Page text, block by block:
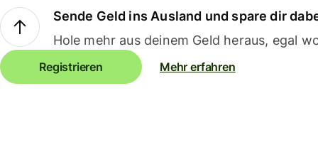
Sende Geld ins Ausland und spare dir
Hole mehr aus deinem Geld heraus, egal
Registrieren Mehr erfahren